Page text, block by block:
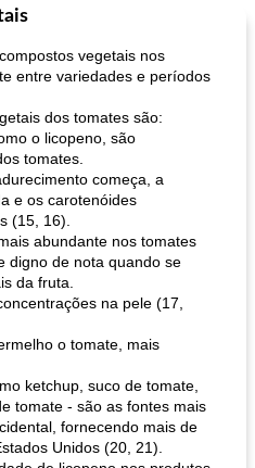
vegetais nos
entre variedades e períodos
dos tomates são:
o licopeno, são
tomates.
começa, a
e os carotenóides
(15, 16).
abundante nos tomates
digno de nota quando se
da fruta.
na pele (17,
o tomate, mais
ketchup, suco de tomate,
tomate - são as fontes mais
fornecendo mais de
Unidos (20, 21).